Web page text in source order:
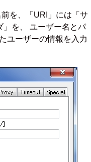
を、「URI」には「サ
」を、 ユーザー名とパ
ユーザーの情報を入力